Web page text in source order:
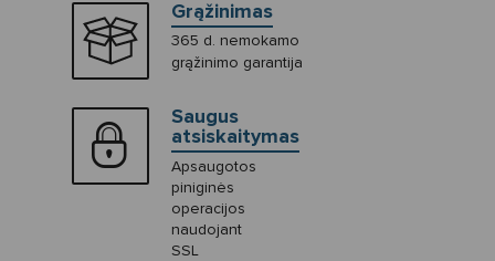
Grąžinimas
365 d. nemokamo
grąžinimo garantija
Saugus
atsiskaitymas
Apsaugotos
piniginės
operacijos
naudojant
SSL